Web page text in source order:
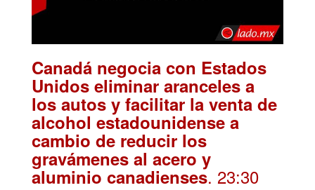
Canadá negocia con Estados
Unidos eliminar aranceles a
los autos y facilitar la venta de
alcohol estadounidense a
cambio de reducir los
gravámenes al acero y
aluminio canadienses. 23:30